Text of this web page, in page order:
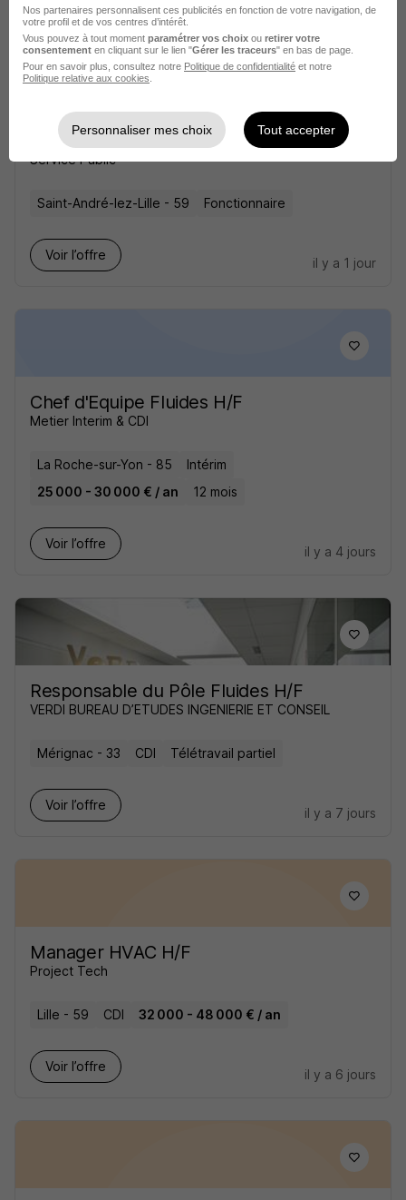
Génie Climatique et Performance
Energétique H/F
Service Public
Saint-André-lez-Lille - 59 Fonctionnaire
Voir l’offre
il y a 1 jour
Chef d'Equipe Fluides H/F
Metier Interim & CDI
La Roche-sur-Yon - 85
Intérim
25 000 - 30 000 € / an
12 mois
Voir l’offre
il y a 4 jours
Responsable du Pôle Fluides H/F
VERDI BUREAU D’ETUDES INGENIERIE ET CONSEIL
Mérignac - 33 CDI Télétravail partiel
Voir l’offre
il y a 7 jours
Manager HVAC H/F
Project Tech
Lille - 59 CDI 32 000 - 48 000 € / an
Voir l’offre
il y a 6 jours
Nos partenaires personnalisent ces publicités en fonction de votre navigation, de
votre profil et de vos centres d’intérêt.
Vous pouvez à tout moment paramétrer vos choix ou retirer votre
consentement en cliquant sur le lien "Gérer les traceurs" en bas de page.
Pour en savoir plus, consultez notre Politique de confidentialité et notre
Politique relative aux cookies
Personnaliser mes choix Tout accepter